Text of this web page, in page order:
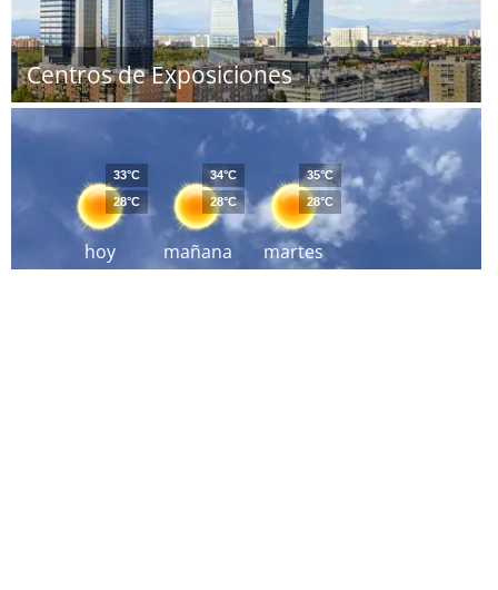
Centros de Exposiciones
hoy
33°C
28°C
mañana
34°C
28°C
martes
35°C
28°C